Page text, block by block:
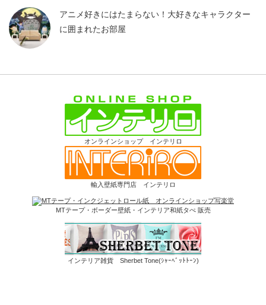
アニメ好きにはたまらない！大好きなキャラクター
に囲まれたお部屋
オンラインショップ インテリロ
輸入壁紙専門店 インテリロ
MTテープ・ボーダー壁紙・インテリア和紙タぺ 販売
インテリア雑貨 Sherbet Tone(ｼｬｰﾍﾞｯﾄﾄｰﾝ)